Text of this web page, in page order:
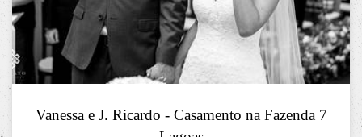
Vanessa e J. Ricardo - Casamento na Fazenda 7